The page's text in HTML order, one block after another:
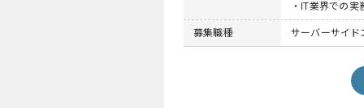
・IT業界での
募集職種 サーバーサイド